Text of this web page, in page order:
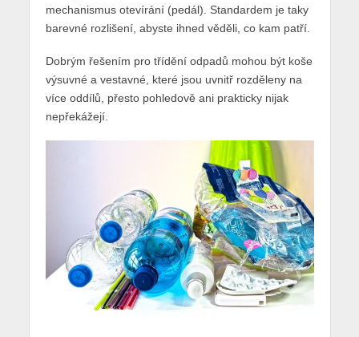
mechanismus otevírání (pedál). Standardem je taky
barevné rozlišení, abyste ihned věděli, co kam patří.
Dobrým řešením pro třídění odpadů mohou být koše
výsuvné a vestavné, které jsou uvnitř rozděleny na
více oddílů, přesto pohledově ani prakticky nijak
nepřekážejí.